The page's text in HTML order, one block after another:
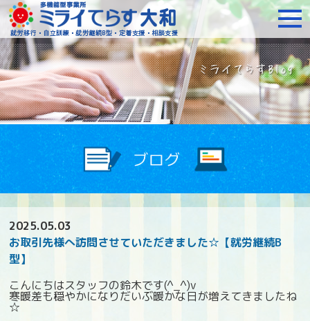
障がいをお持ちの方へ
2025.05.03
お取引先様へ訪問させていただきました☆【就労継続B
型】
こんにちはスタッフの鈴木です(^_^)v
寒暖差も穏やかになりだいぶ暖かな日が増えてきましたね
☆